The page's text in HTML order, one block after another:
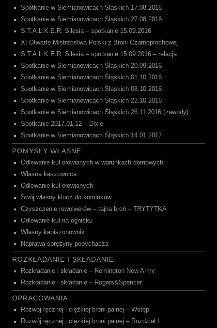
Spotkanie w Siemianowicach Śląskich 17.08.2016
Spotkanie w Siemianowicach Śląskich 27.08.2016
S.T.A.L.K.E.R. Silesia – spotkanie 15.09.2016
XI Otwarte Mistrzostwa Polski z Broni Czarnoprochowej
S.T.A.L.K.E.R. Silesia – spotkanie 15.09.2016 – relacja
Spotkanie w Siemianowicach Śląskich 20.09.2016
Spotkanie w Siemianowicach Śląskich 01.10.2016
Spotkanie w Siemianowicach Śląskich 08.10.2016
Spotkanie w Siemianowicach Śląskich 22.10.2016
Spotkanie w Siemianowicach Śląskich 26.11.2016 (zawody)
Spotkanie 2017.01.12 – Dixie
Spotkanie w Siemianowicach Śląskich 14.01.2017
POMYSŁY WŁASNE
Odlewanie kul ołowianych w warunkach domowych
Własna kaszownica
Odlewanie kul ołowianych
Swój własny klucz do kominków
Czyszczenie rewolwerów – tajna broń – TRYTYTKA
Odlewanie kul na ognisku
Własny kapiszonownik
Naprawa sprężyny popychacza
ROZKŁADANIE I SKŁADANIE
Rozkładanie i składanie – Remington New Army
Rozkładanie i składanie – Rogers&Spencer
OPRACOWANIA
Rozwój ręcznej i ciężkiej broni palnej – Wstęp
Rozwój ręcznej i ciężkiej broni palnej – Rozdział I